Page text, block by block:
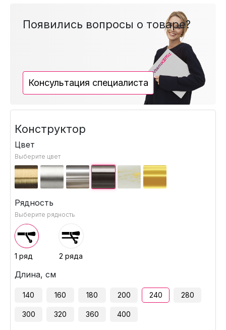
Появились вопросы о товаре?
Консультация специалиста
Конструктор
Цвет
Выберите цвет
Рядность
Выберите рядность
1 ряд 2 ряда
Длина, см
140 160 180 200 240 280
300 320 360 400